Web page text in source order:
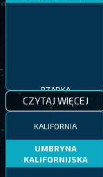
CZYTAJ WIĘCEJ
KALIFORNIA
UMBRYNA
KALIFORNIJSKA